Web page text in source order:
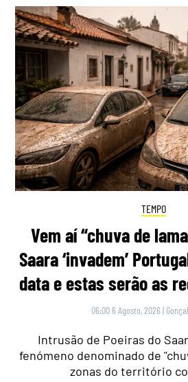
TEMPO
Vem aí “chuva de
Saara ‘invadem’
data e estas serão as
06:00 6 Agosto, 2026 |
Intrusão de Poeiras do
fenómeno denominado de
zonas do território